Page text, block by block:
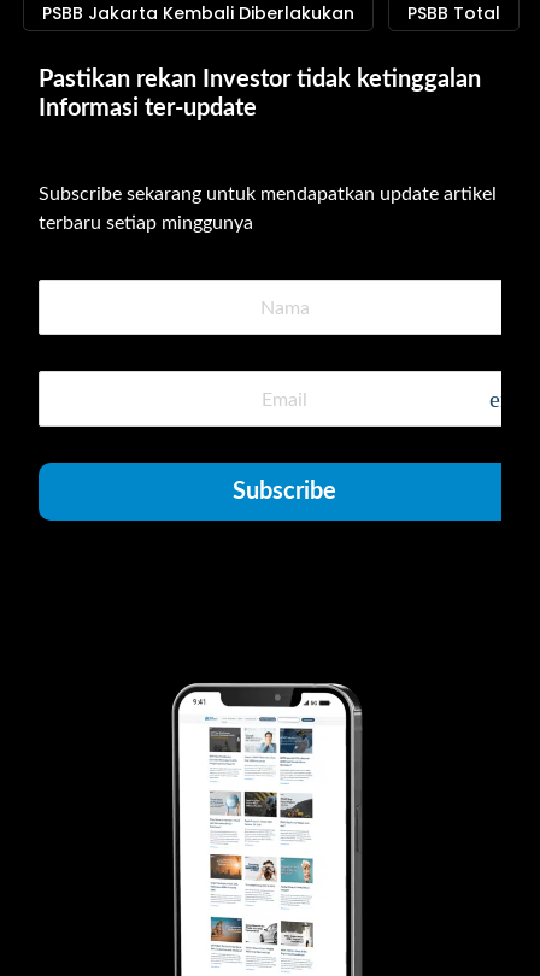
PSBB Jakarta Kembali Diberlakukan
PSBB Total
Pastikan rekan Investor tidak ketinggalan
Informasi ter-update
Subscribe sekarang untuk mendapatkan update artikel
terbaru setiap minggunya
Subscribe